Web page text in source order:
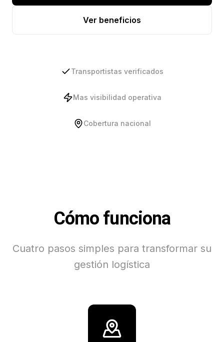
Ver beneficios
Transportistas verificados
Mas visibilidad operativa
Cobertura nacional
Cómo funciona
Cuatro pasos simples para transformar su
gestión logística